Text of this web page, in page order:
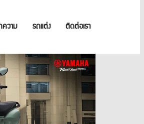
วาม รถแต่ง ติดต่อเรา